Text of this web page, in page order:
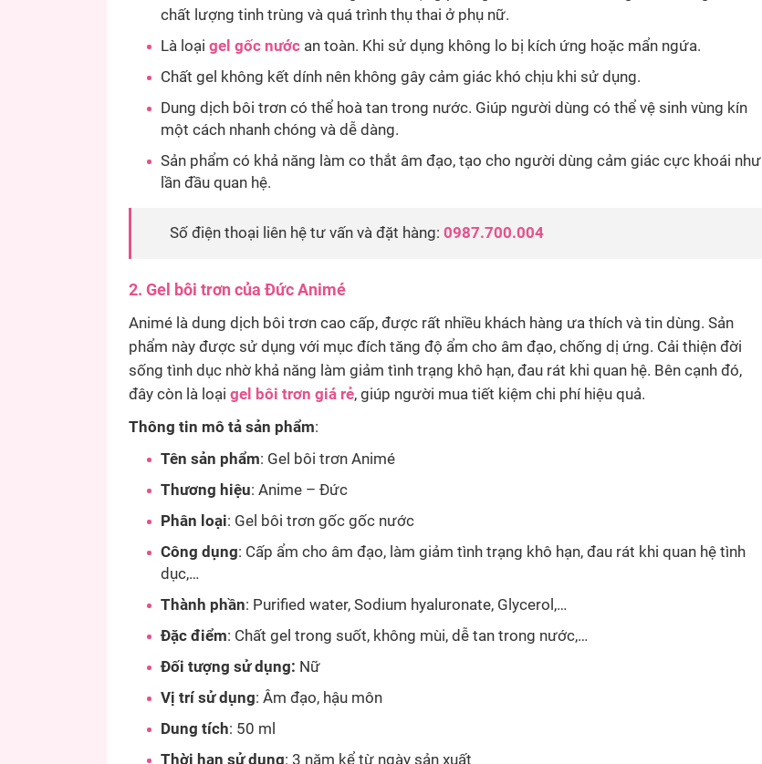
chất lượng tinh trùng và quá trình thụ thai ở phụ nữ.
Là loại gel gốc nước an toàn. Khi sử dụng không lo bị kích ứng hoặc mẩn ngứa.
Chất gel không kết dính nên không gây cảm giác khó chịu khi sử dụng.
Dung dịch bôi trơn có thể hoà tan trong nước. Giúp người dùng có thể vệ sinh vùng kín
một cách nhanh chóng và dễ dàng.
Sản phẩm có khả năng làm co thắt âm đạo, tạo cho người dùng cảm giác cực khoái như
lần đầu quan hệ.
Số điện thoại liên hệ tư vấn và đặt hàng: 0987.700.004
2. Gel bôi trơn của Đức Animé
Animé là dung dịch bôi trơn cao cấp, được rất nhiều khách hàng ưa thích và tin dùng. Sản
phẩm này được sử dụng với mục đích tăng độ ẩm cho âm đạo, chống dị ứng. Cải thiện đời
sống tình dục nhờ khả năng làm giảm tình trạng khô hạn, đau rát khi quan hệ. Bên cạnh đó,
đây còn là loại gel bôi trơn giá rẻ, giúp người mua tiết kiệm chi phí hiệu quả.
Thông tin mô tả sản phẩm:
Tên sản phẩm: Gel bôi trơn Animé
Thương hiệu: Anime – Đức
Phân loại: Gel bôi trơn gốc gốc nước
Công dụng: Cấp ẩm cho âm đạo, làm giảm tình trạng khô hạn, đau rát khi quan hệ tình
dục,…
Thành phần: Purified water, Sodium hyaluronate, Glycerol,…
Đặc điểm: Chất gel trong suốt, không mùi, dễ tan trong nước,…
Đối tượng sử dụng: Nữ
Vị trí sử dụng: Âm đạo, hậu môn
Dung tích: 50 ml
Thời hạn sử dụng: 3 năm kể từ ngày sản xuất